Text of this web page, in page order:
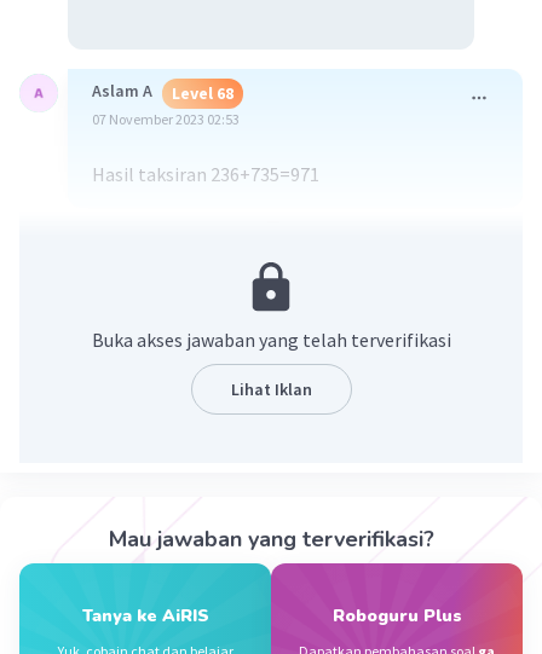
Aslam A Level 68
07 November 2023 02:53
Hasil taksiran 236+735=971
Community
07 November 2023 08:43
Taksiaran dari 236 +735=971
Beri Rating·0.0(0) Balas
Buka akses jawaban yang telah terverifikasi
Lihat Iklan
Mau jawaban yang terverifikasi?
Tanya ke AiRIS Roboguru Plus